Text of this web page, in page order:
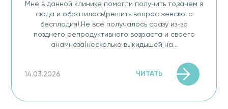
Мне в данной клинике помогли получить то,зачем я
сюда и обратилась(решить вопрос женского
бесплодия).Не все получалось сразу из-за
позднего репродуктивного возраста и своего
анамнеза(несколько выкидышей на...
14.03.2026 ЧИТАТЬ